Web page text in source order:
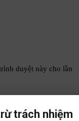
duyệt này cho lần
trách nhiệm